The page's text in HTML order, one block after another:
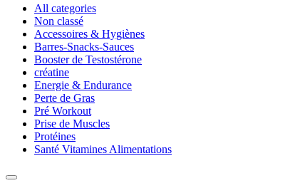
All categories
Non classé
Accessoires & Hygiènes
Barres-Snacks-Sauces
Booster de Testostérone
créatine
Energie & Endurance
Perte de Gras
Pré Workout
Prise de Muscles
Protéines
Santé Vitamines Alimentations